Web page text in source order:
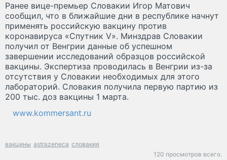
Ранее вице-премьер Словакии Игор Матович
сообщил, что в ближайшие дни в республике начнут
применять российскую вакцину против
коронавируса «Спутник V». Минздрав Словакии
получил от Венгрии данные об успешном
завершении исследований образцов российской
вакцины. Экспертиза проводилась в Венгрии из-за
отсутствия у Словакии необходимых для этого
лабораторий. Словакия получила первую партию из
200 тыс. доз вакцины 1 марта.
www.kommersant.ru
вакцины astrazeneca словакия
120 просмотров всего.